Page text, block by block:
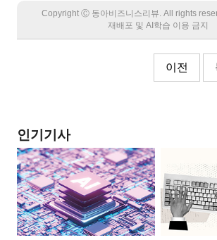
Copyright Ⓒ 동아비즈니스리뷰. All rights
재배포 및 AI학습 이용 금지
이전
인기기사